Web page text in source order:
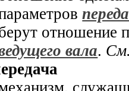
отношение
вала.